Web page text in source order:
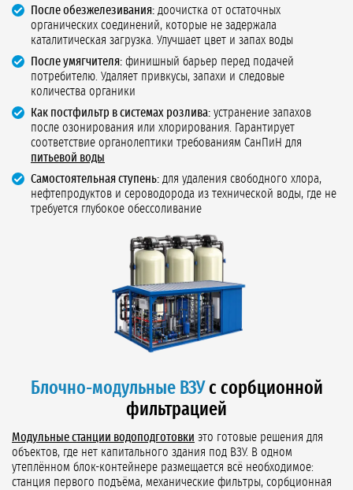
После обезжелезивания: доочистка от остаточных
органических соединений, которые не задержала
каталитическая загрузка. Улучшает цвет и запах воды
После умягчителя: финишный барьер перед подачей
потребителю. Удаляет привкусы, запахи и следовые
количества органики
Как постфильтр в системах розлива: устранение запахов
после озонирования или хлорирования. Гарантирует
соответствие органолептики требованиям СанПиН для
питьевой воды
Самостоятельная ступень: для удаления свободного хлора,
нефтепродуктов и сероводорода из технической воды, где не
требуется глубокое обессоливание
Блочно-модульные ВЗУс сорбционной
фильтрацией
Модульные станции водоподготовки это готовые решения для
объектов, где нет капитального здания под ВЗУ. В одном
утеплённом блок-контейнере размещается всё необходимое:
станция первого подъёма, механические фильтры, сорбционная